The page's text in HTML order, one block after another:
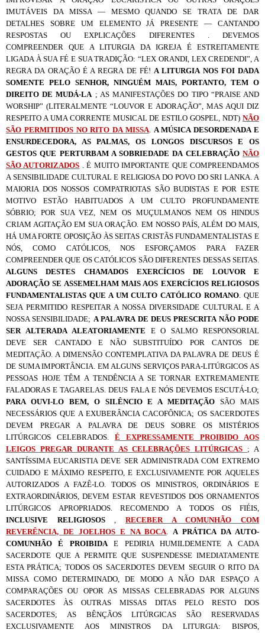
IMUTÁVEIS DA MISSA — MESMO QUANDO SE TRATA DE DAR
DETALHES SOBRE UM ELEMENTO JÁ PRESENTE — CANTANDO
RESPOSTAS OU EXPLICAÇÕES DIFERENTES . DEVEMOS
COMPREENDER QUE A LITURGIA DA IGREJA É ESTREITAMENTE
LIGADA À SUA FÉ E SUA TRADIÇÃO: “LEX ORANDI, LEX CREDENDI”, A
REGRA DA ORAÇÃO É A REGRA DE FÉ! A LITURGIA NOS FOI DADA
SOMENTE PELO SENHOR, NINGUÉM MAIS, PORTANTO, TEM O
DIREITO DE MUDÁ-LA; AS MANIFESTAÇÕES DO TIPO “PRAISE AND
WORSHIP” (LITERALMENTE “LOUVOR E ADORAÇÃO”, MAS AQUI DIZ
RESPEITO A UMA CORRENTE MUSICAL DE ESTILO GOSPEL, NDT) NÃO
SÃO PERMITIDOS NO RITO DA MISSA. A MÚSICA DESORDENADA E
ENSURDECEDORA, AS PALMAS, OS LONGOS DISCURSOS E OS
GESTOS QUE PERTURBAM A SOBRIEDADE DA CELEBRAÇÃO NÃO
SÃO AUTORIZADOS . É MUITO IMPORTANTE QUE COMPREENDAMOS
A SENSIBILIDADE CULTURAL E RELIGIOSA DO POVO DO SRI LANKA. A
MAIORIA DOS NOSSOS COMPATRIOTAS SÃO BUDISTAS E POR ESTE
MOTIVO ESTÃO HABITUADOS A UM CULTO PROFUNDAMENTE
SÓBRIO; POR SUA VEZ, NEM OS MUÇULMANOS NEM OS HINDUS
CRIAM AGITAÇÃO EM SUA ORAÇÃO. EM NOSSO PAÍS, ALÉM DO MAIS,
HÁ UMA FORTE OPOSIÇÃO ÀS SEITAS CRISTÃS FUNDAMENTALISTAS E
NÓS, COMO CATÓLICOS, NOS ESFORÇAMOS PARA FAZER
COMPREENDER QUE OS CATÓLICOS SÃO DIFERENTES DESSAS SEITAS.
ALGUNS DESTES CHAMADOS EXERCÍCIOS DE LOUVOR E
ADORAÇÃO SE ASSEMELHAM MAIS AOS EXERCÍCIOS RELIGIOSOS
FUNDAMENTALISTAS QUE A UM CULTO CATÓLICO ROMANO. QUE
SEJA PERMITIDO RESPEITAR A NOSSA DIVERSIDADE CULTURAL E A
NOSSA SENSIBILIDADE; A PALAVRA DE DEUS PRESCRITA NÃO PODE
SER ALTERADA ALEATORIAMENTE E O SALMO RESPONSORIAL
DEVE SER CANTADO E NÃO SUBSTITUÍDO POR CANTOS DE
MEDITAÇÃO. A DIMENSÃO CONTEMPLATIVA DA PALAVRA DE DEUS É
DE SUMA IMPORTÂNCIA. EM ALGUNS SERVIÇOS PARA-LITÚRGICOS AS
PESSOAS HOJE TÊM A TENDÊNCIA A SE TORNAR EXTREMAMENTE
FALADORAS E TAGARELAS. DEUS FALA E NÓS DEVEMOS ESCUTÁ-LO;
PARA OUVI-LO BEM, O SILÊNCIO E A MEDITAÇÃO SÃO MAIS
NECESSÁRIOS QUE A EXUBERÂNCIA CACOFÔNICA; OS SACERDOTES
DEVEM PREGAR A PALAVRA DE DEUS SOBRE OS MISTÉRIOS
LITÚRGICOS CELEBRADOS. É EXPRESSAMENTE PROIBIDO AOS
LEIGOS PREGAR DURANTE AS CELEBRAÇÕES LITÚRGICAS ; A
SANTÍSSIMA EUCARISTIA DEVE SER ADMINISTRADA COM EXTREMO
CUIDADO E MÁXIMO RESPEITO, E EXCLUSIVAMENTE POR AQUELES
AUTORIZADOS A FAZÊ-LO. TODOS OS MINISTROS, ORDINÁRIOS E
EXTRAORDINÁRIOS, DEVEM ESTAR REVESTIDOS DOS ORNAMENTOS
LITÚRGICOS APROPRIADOS. RECOMENDO A TODOS OS FIÉIS,
INCLUSIVE RELIGIOSOS,RECEBER A COMUNHÃO COM
REVERÊNCIA, DE JOELHOS E NA BOCA.A PRÁTICA DA AUTO-
COMUNHÃO É PROIBIDAE PEDIRIA HUMILDEMENTE A CADA
SACERDOTE QUE A PERMITE QUE SUSPENDESSE IMEDIATAMENTE
ESTA PRÁTICA; TODOS OS SACERDOTES DEVEM SEGUIR O RITO DA
MISSA COMO DETERMINADO, DE MODO A NÃO DAR ESPAÇO A
COMPARAÇÕES OU OPOR AS MISSAS CELEBRADAS POR ALGUNS
SACERDOTES ÀS OUTRAS MISSAS DITAS PELO RESTO DOS
SACERDOTES; AS BÊNÇÃOS LITÚRGICAS SÃO RESERVADAS
EXCLUSIVAMENTE AOS MINISTROS DA LITURGIA: BISPOS,